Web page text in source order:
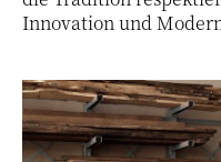
Innovation und